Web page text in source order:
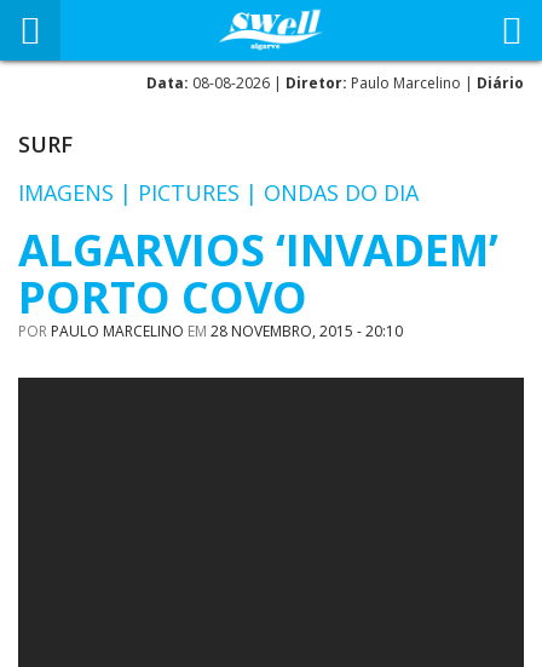
Data: 08-08-2026 | Diretor: Paulo Marcelino | Diário
SURF
IMAGENS | PICTURES | ONDAS DO DIA
ALGARVIOS ‘INVADEM’
PORTO COVO
POR PAULO MARCELINO EM 28 NOVEMBRO, 2015 - 20:10